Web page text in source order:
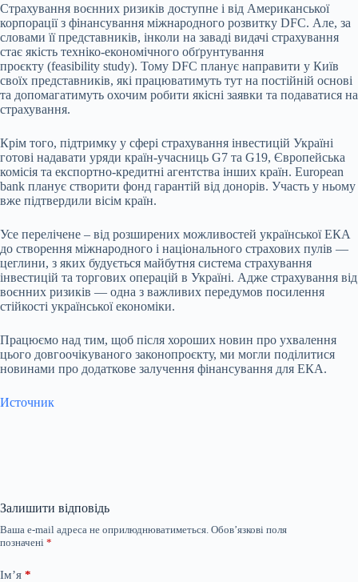
Страхування воєнних ризиків доступне і від Американської
корпорації з фінансування міжнародного розвитку DFС. Але, за
словами її представників, інколи на заваді видачі страхування
стає якість техніко-економічного обґрунтування
проєкту (feasibility study). Тому DFС планує направити у Київ
своїх представників, які працюватимуть тут на постійній основі
та допомагатимуть охочим робити якісні заявки та подаватися на
страхування.
Крім того, підтримку у сфері страхування інвестицій Україні
готові надавати уряди країн-учасниць G7 та G19, Європейська
комісія та експортно-кредитні агентства інших країн. European
bank планує створити фонд гарантій від донорів. Участь у ньому
вже підтвердили вісім країн.
Усе перелічене – від розширених можливостей української ЕКА
до створення міжнародного і національного страхових пулів —
цеглини, з яких будується майбутня система страхування
інвестицій та торгових операцій в Україні. Адже страхування від
воєнних ризиків — одна з важливих передумов посилення
стійкості української економіки.
Працюємо над тим, щоб після хороших новин про ухвалення
цього довгоочікуваного законопроєкту, ми могли поділитися
новинами про додаткове залучення фінансування для ЕКА.
Источник
Залишити відповідь
Ваша e-mail адреса не оприлюднюватиметься. Обов’язкові поля
позначені *
Ім’я *